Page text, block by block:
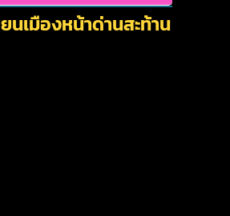
เมืองหน้าด่านสะท้าน